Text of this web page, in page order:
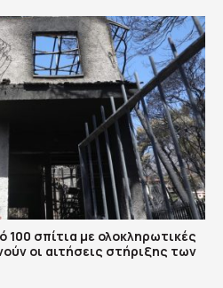
σπίτια με ολοκληρωτικές
οι αιτήσεις στήριξης των